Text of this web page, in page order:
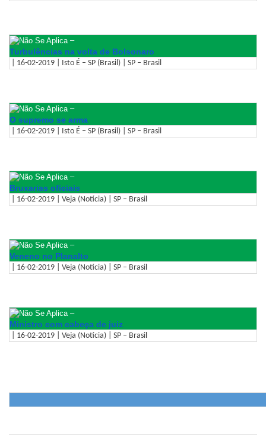
–
Turbulências na volta de Bolsonaro
| 16-02-2019 | Isto É – SP (Brasil) | SP – Brasil
–
O supremo se arma
| 16-02-2019 | Isto É – SP (Brasil) | SP – Brasil
–
Bruxarias oficiais
| 16-02-2019 | Veja (Notícia) | SP – Brasil
–
Veneno no Planalto
| 16-02-2019 | Veja (Notícia) | SP – Brasil
–
Ministro com cabeça de juiz
| 16-02-2019 | Veja (Notícia) | SP – Brasil